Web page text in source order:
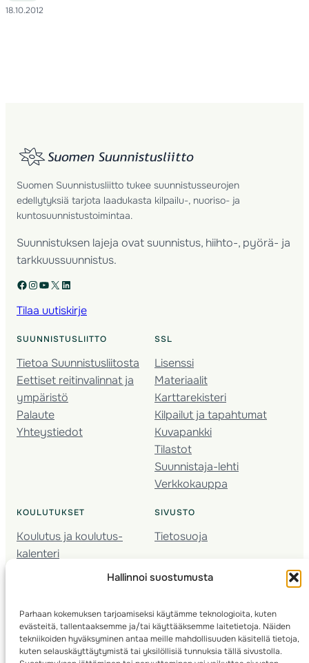
Hallinnoi suostumusta
Parhaan kokemuksen tarjoamiseksi käytämme teknologioita, kuten
evästeitä, tallentaaksemme ja/tai käyttääksemme laitetietoja. Näiden
tekniikoiden hyväksyminen antaa meille mahdollisuuden käsitellä tietoja,
kuten selauskäyttäytymistä tai yksilöllisiä tunnuksia tällä sivustolla.
18.10.2012
Suomen Suunnistusliitto tukee suunnistusseurojen
edellytyksiä tarjota laadukasta kilpailu-, nuoriso- ja
kuntosuunnistustoimintaa.
Suunnistuksen lajeja ovat suunnistus, hiihto-, pyörä- ja
tarkkuussuunnistus.
Facebook Instagram YouTube X LinkedIn
Tilaa uutiskirje
SUUNNISTUSLIITTO
Tietoa Suunnistusliitosta
Eettiset reitinvalinnat ja
ympäristö
Palaute
Yhteystiedot
SSL
Lisenssi
Materiaalit
Karttarekisteri
Kilpailut ja tapahtumat
Kuvapankki
Tilastot
Suunnistaja-lehti
Verkkokauppa
KOULUTUKSET
Koulutus ja koulutus­
kalenteri
Nuorison koulutukset
Kartoitus
Ratamestari
SIVUSTO
Tietosuoja